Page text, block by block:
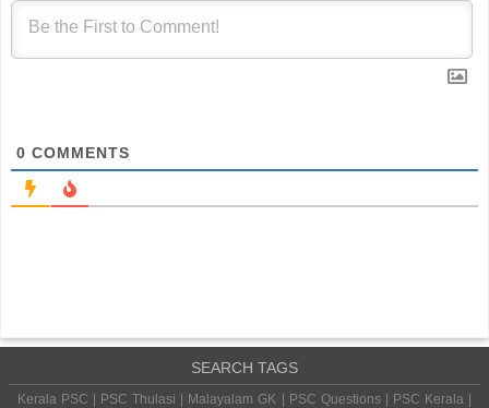
0 COMMENTS
SEARCH TAGS
Kerala PSC | PSC Thulasi | Malayalam GK | PSC Questions | PSC Kerala |